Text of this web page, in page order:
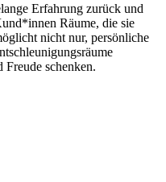
Erfahrung zurück und
Räume, die sie
nicht nur, persönliche
schenken.